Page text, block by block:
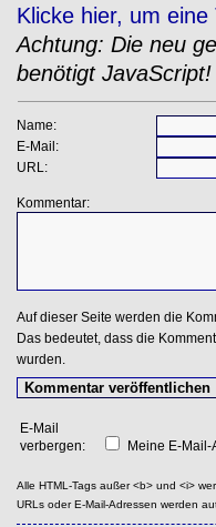
Klicke hier, um
Achtung: Die neu
benötigt JavaScript!
Name:
E-Mail:
URL:
Kommentar:
Auf dieser Seite werden die
Das bedeutet, dass die
wurden.
E-Mail
verbergen:
Meine E-
Alle HTML-Tags außer <b> und <i>
URLs oder E-Mail-Adressen werden